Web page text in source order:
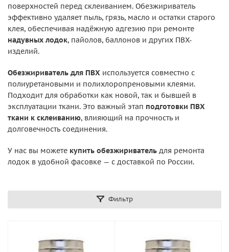
поверхностей перед склеиванием. Обезжириватель
эффективно удаляет пыль, грязь, масло и остатки старого
клея, обеспечивая надёжную адгезию при ремонте
надувных лодок, пайолов, баллонов и других ПВХ-
изделий.
Обезжириватель для ПВХ используется совместно с
полиуретановыми и полихлоропреновыми клеями.
Подходит для обработки как новой, так и бывшей в
эксплуатации ткани. Это важный этап подготовки ПВХ
ткани к склеиванию, влияющий на прочность и
долговечность соединения.
У нас вы можете купить обезжириватель для ремонта
лодок в удобной фасовке — с доставкой по России.
Фильтр